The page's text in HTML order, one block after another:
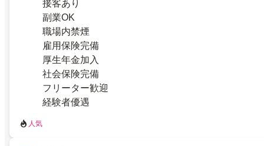
接客あり
副業OK
職場内禁煙
雇用保険完備
厚生年金加入
社会保険完備
フリーター歓迎
経験者優遇
人気